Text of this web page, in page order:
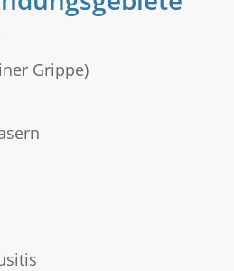
Grippe)